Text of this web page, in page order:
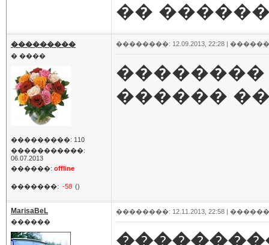
��
���������
� ����
���������: 110
�����������:
06.07.2013
������: offline
�������: -58 ()
��������: 12.09.2013, 22:28 |
��������
������
MarisaBeL
������
��������: 12.11.2013, 22:58 |